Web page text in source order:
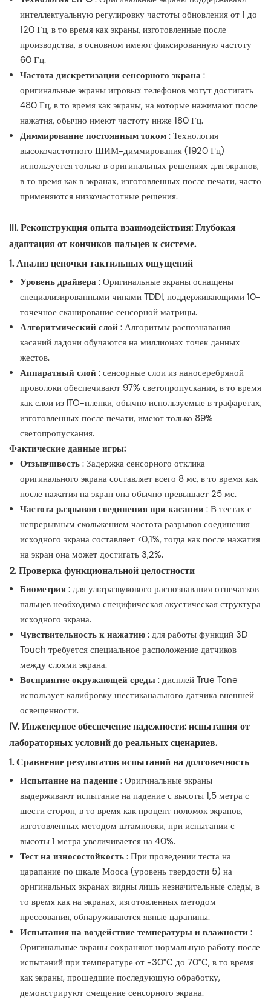
интеллектуальную регулировку частоты обновления от 1 до
120 Гц, в то время как экраны, изготовленные после
производства, в основном имеют фиксированную частоту
60 Гц.
Частота дискретизации сенсорного экрана :
оригинальные экраны игровых телефонов могут достигать
480 Гц, в то время как экраны, на которые нажимают после
нажатия, обычно имеют частоту ниже 180 Гц.
Диммирование постоянным током : Технология
высокочастотного ШИМ-диммирования (1920 Гц)
используется только в оригинальных решениях для экранов,
в то время как в экранах, изготовленных после печати, часто
применяются низкочастотные решения.
III. Реконструкция опыта взаимодействия: Глубокая
адаптация от кончиков пальцев к системе.
1. Анализ цепочки тактильных ощущений
Уровень драйвера : Оригинальные экраны оснащены
специализированными чипами TDDI, поддерживающими 10-
точечное сканирование сенсорной матрицы.
Алгоритмический слой : Алгоритмы распознавания
касаний ладони обучаются на миллионах точек данных
жестов.
Аппаратный слой : сенсорные слои из наносеребряной
проволоки обеспечивают 97% светопропускания, в то время
как слои из ITO-пленки, обычно используемые в трафаретах,
изготовленных после печати, имеют только 89%
светопропускания.
Фактические данные игры:
Отзывчивость : Задержка сенсорного отклика
оригинального экрана составляет всего 8 мс, в то время как
после нажатия на экран она обычно превышает 25 мс.
Частота разрывов соединения при касании : В тестах с
непрерывным скольжением частота разрывов соединения
исходного экрана составляет <0,1%, тогда как после нажатия
на экран она может достигать 3,2%.
2. Проверка функциональной целостности
Биометрия : для ультразвукового распознавания отпечатков
пальцев необходима специфическая акустическая структура
исходного экрана.
Чувствительность к нажатию : для работы функций 3D
Touch требуется специальное расположение датчиков
между слоями экрана.
Восприятие окружающей среды : дисплей True Tone
использует калибровку шестиканального датчика внешней
освещенности.
IV. Инженерное обеспечение надежности: испытания от
лабораторных условий до реальных сценариев.
1. Сравнение результатов испытаний на долговечность
Испытание на падение : Оригинальные экраны
выдерживают испытание на падение с высоты 1,5 метра с
шести сторон, в то время как процент поломок экранов,
изготовленных методом штамповки, при испытании с
высоты 1 метра увеличивается на 40%.
Тест на износостойкость : При проведении теста на
царапание по шкале Мооса (уровень твердости 5) на
оригинальных экранах видны лишь незначительные следы, в
то время как на экранах, изготовленных методом
прессования, обнаруживаются явные царапины.
Испытания на воздействие температуры и влажности :
Оригинальные экраны сохраняют нормальную работу после
испытаний при температуре от -30°C до 70°C, в то время
как экраны, прошедшие последующую обработку,
демонстрируют смещение сенсорного экрана.